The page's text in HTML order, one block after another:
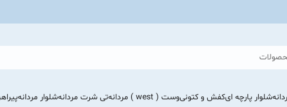
شلوار پارچه ایکفش و کتونیوست ( west ) مردانه تی شرت مردانهشلوار مردانه